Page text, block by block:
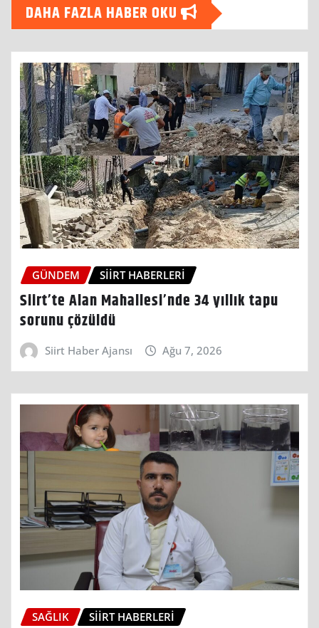
DAHA FAZLA HABER OKU
GÜNDEM SIIRT HABERLERI
Siirt’te Alan Mahallesi’nde 34 yıllık tapu
sorunu çözüldü
Siirt Haber Ajansı Ağu 7, 2026
SAĞLIK SIIRT HABERLERI